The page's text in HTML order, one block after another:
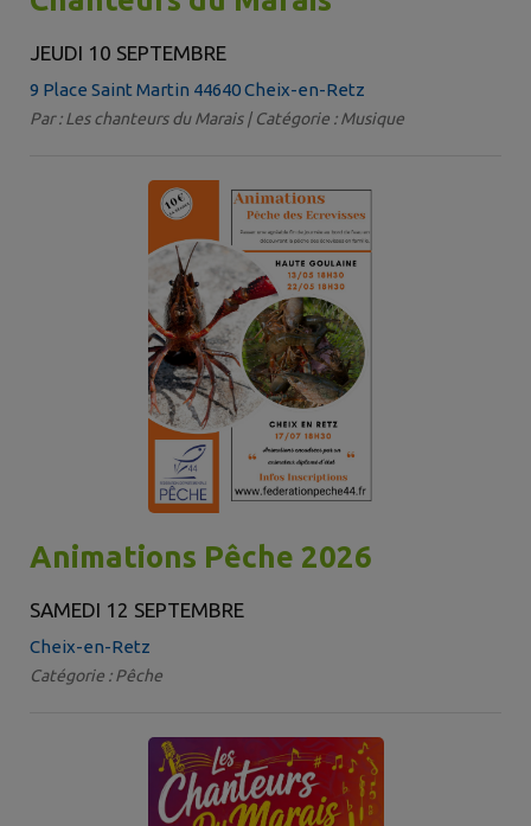
JEUDI 10 SEPTEMBRE
9 Place Saint Martin 44640 Cheix-en-Retz
Par : Les chanteurs du Marais | Catégorie : Musique
Animations Pêche 2026
SAMEDI 12 SEPTEMBRE
Cheix-en-Retz
Catégorie : Pêche